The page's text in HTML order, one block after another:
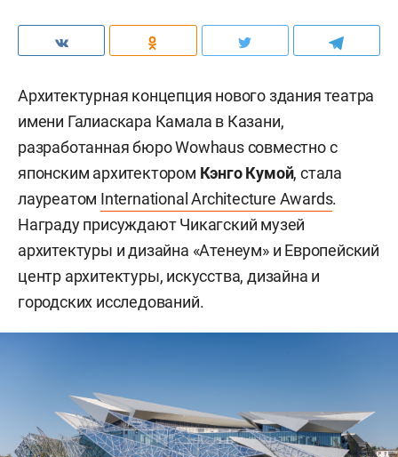
Архитектурная концепция нового здания театра
имени Галиаскара Камала в Казани,
разработанная бюро Wowhaus совместно с
японским архитектором Кэнго Кумой, стала
лауреатом International Architecture Awards.
Награду присуждают Чикагский музей
архитектуры и дизайна «Атенеум» и Европейский
центр архитектуры, искусства, дизайна и
городских исследований.